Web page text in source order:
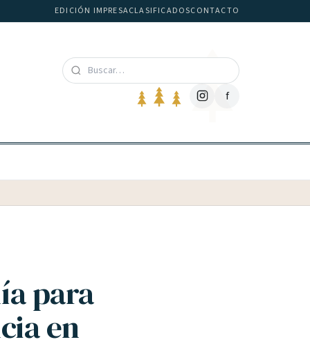
EDICIÓN IMPRESACLASIFICADOSCONTACTO
f
para
en